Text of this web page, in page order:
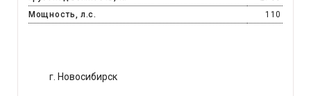
Мощность, л.с.
110
г. Новосибирск